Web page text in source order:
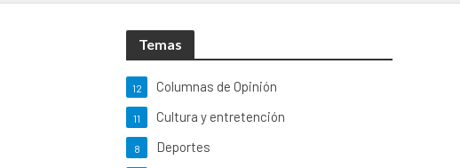
Temas
Columnas de Opinión
12
Cultura y entretención
11
Deportes
8